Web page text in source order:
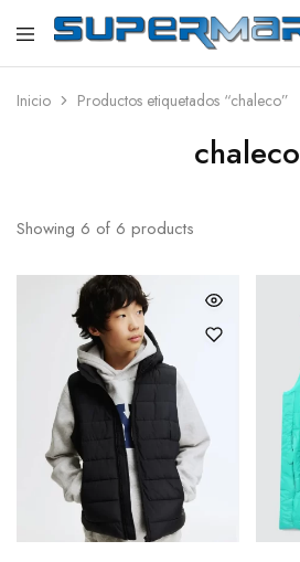
SuperMarkas
Ropa
con
Inicio Productos etiquetados “chaleco”
chaleco
Showing 6 of 6 products